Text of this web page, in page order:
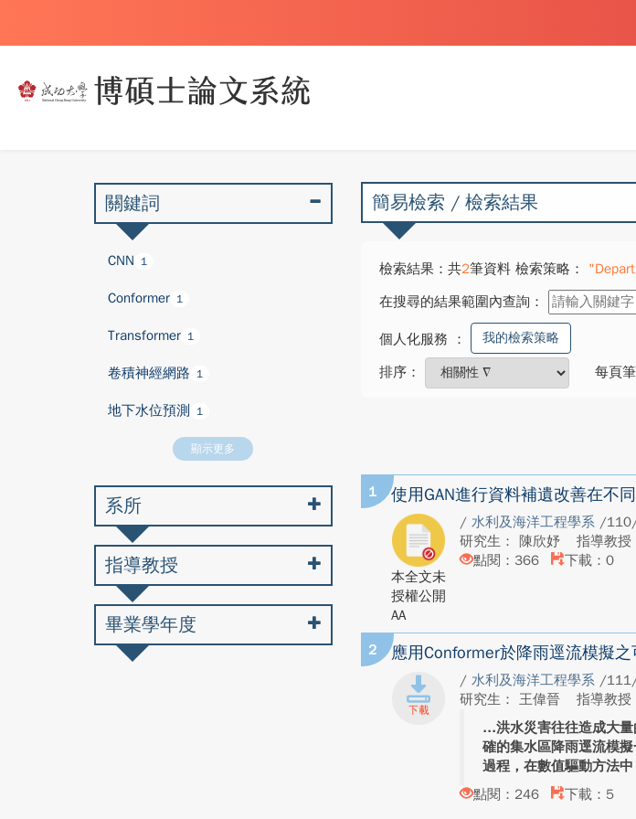
簡易檢索 / 檢索結果
檢索結果：共2筆資料 檢索策略：
在搜尋的結果範圍內查詢：
個人化服務 ： 我的檢索策略
排序： 每頁筆
1 使用GAN進行資料補遺改善在不
本全文未
授權公開
AA
/ 水利及海洋工程學系 /
研究生： 陳欣妤
指導教授
點閱：366
下載：0
2 應用Conformer於降雨逕流模擬
/ 水利及海洋工程學系 /
研究生： 王偉晉
指導教授
洪水災害往往造成大
確的集水區降雨逕流模
過程，在數值驅動方法
點閱：246
下載：5
關鍵詞
CNN 1
Conformer 1
Transformer 1
卷積神經網路 1
地下水位預測 1
顯示更多
系所
指導教授
畢業學年度